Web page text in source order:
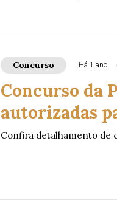
Concurso Há 1 ano
Concurso da
autorizadas
Confira detalhamento de